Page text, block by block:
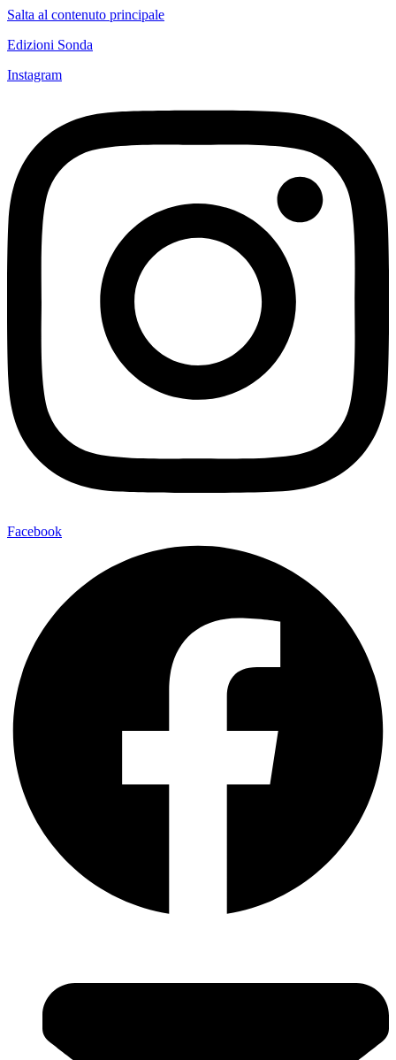
Salta al contenuto principale
Edizioni Sonda
Instagram
Facebook